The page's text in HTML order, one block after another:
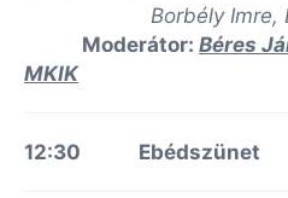
Borbély Imre,
Moderátor: Béres
MKIK
12:30 Ebédszünet